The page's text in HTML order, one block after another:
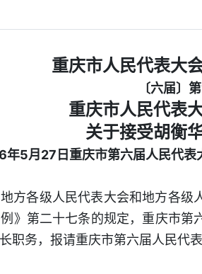
重庆市人民代表大
〔六届〕
重庆市人民代表
关于接受胡衡
年5月27日重庆市第六届人民代表
方各级人民代表大会和地方各
》第二十七条的规定，重庆市
职务，报请重庆市第六届人民代